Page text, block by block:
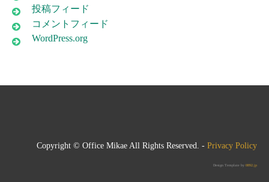
投稿フィード
コメントフィード
WordPress.org
Copyright © Office Mikae All Rights Reserved. - Privacy Policy
Design Template by 0892.jp